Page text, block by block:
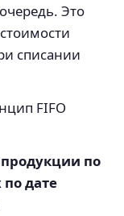
Это
списании
FIFO
по
дате